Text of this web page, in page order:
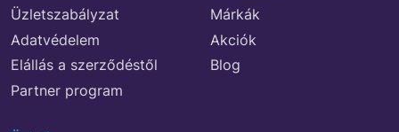
Üzletszabályzat
Adatvédelem
Elállás a szerződéstől
Partner program
Márkák
Akciók
Blog